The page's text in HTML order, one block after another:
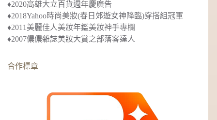
♦︎2020高雄大立百貨週年慶廣告
♦︎2018Yahoo時尚美妝(春日郊遊女神降臨)穿搭組冠軍
♦︎2011美麗佳人美妝年鑑美妝神手專欄
♦︎2007儂儂雜誌美妝大賞之部落客達人
合作標章